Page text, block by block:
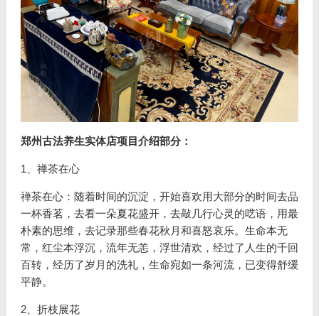
郑州古法养生实体店项目介绍部分：
1、禅茶在心
禅茶在心：随着时间的沉淀，开始喜欢用大部分的时间去品
一杯香茗，去看一朵夏花盛开，去敲几行心灵的呓语，用最
朴素的思维，去记录那些春花秋月和喜怒哀乐。生命本无
常，红尘本浮沉，流年无恙，浮世清欢，经过了人生的千回
百转，经历了岁月的洗礼，生命宛如一条河流，已变得舒缓
平静。
2、折枝展花